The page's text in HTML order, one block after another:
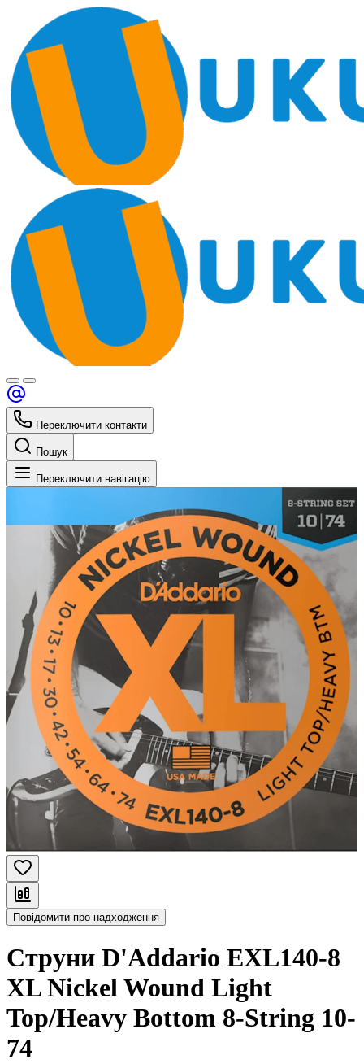
Переключити контакти
Пошук
Переключити навігацію
Повідомити про надходження
Струни D'Addario EXL140-8
XL Nickel Wound Light
Top/Heavy Bottom 8-String 10-
74